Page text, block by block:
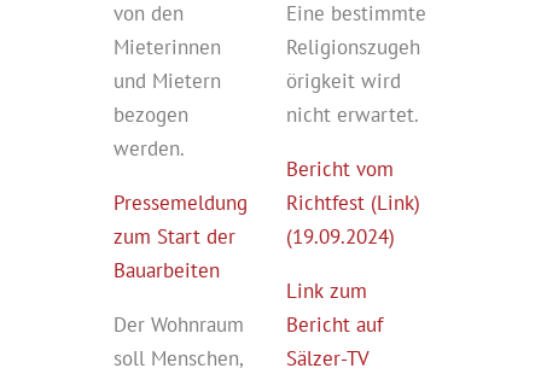
von den
Mieterinnen
und Mietern
bezogen
werden.
Pressemeldung
zum Start der
Bauarbeiten
Der Wohnraum
soll Menschen,
Eine bestimmte
Religionszugeh
örigkeit wird
nicht erwartet.
Bericht vom
Richtfest (Link)
(19.09.2024)
Link zum
Bericht auf
Sälzer-TV